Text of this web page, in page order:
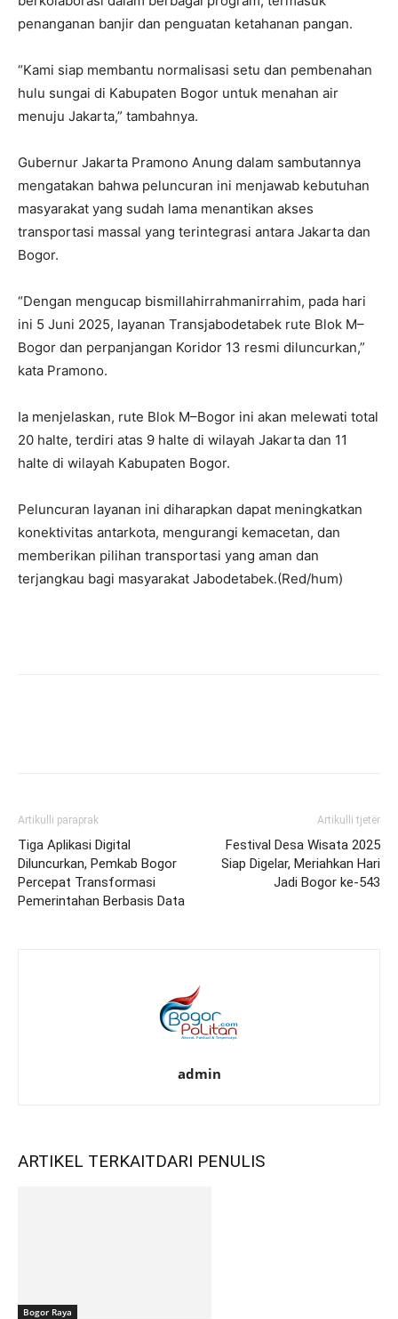
penanganan banjir dan penguatan ketahanan pangan.
“Kami siap membantu normalisasi setu dan pembenahan
hulu sungai di Kabupaten Bogor untuk menahan air
menuju Jakarta,” tambahnya.
Gubernur Jakarta Pramono Anung dalam sambutannya
mengatakan bahwa peluncuran ini menjawab kebutuhan
masyarakat yang sudah lama menantikan akses
transportasi massal yang terintegrasi antara Jakarta dan
Bogor.
“Dengan mengucap bismillahirrahmanirrahim, pada hari
ini 5 Juni 2025, layanan Transjabodetabek rute Blok M–
Bogor dan perpanjangan Koridor 13 resmi diluncurkan,”
kata Pramono.
Ia menjelaskan, rute Blok M–Bogor ini akan melewati total
20 halte, terdiri atas 9 halte di wilayah Jakarta dan 11
halte di wilayah Kabupaten Bogor.
Peluncuran layanan ini diharapkan dapat meningkatkan
konektivitas antarkota, mengurangi kemacetan, dan
memberikan pilihan transportasi yang aman dan
terjangkau bagi masyarakat Jabodetabek.(Red/hum)
Artikulli paraprak
Tiga Aplikasi Digital
Diluncurkan, Pemkab Bogor
Percepat Transformasi
Pemerintahan Berbasis Data
Artikulli tjetër
Festival Desa Wisata 2025
Siap Digelar, Meriahkan Hari
Jadi Bogor ke-543
admin
ARTIKEL TERKAITDARI PENULIS
Bogor Raya